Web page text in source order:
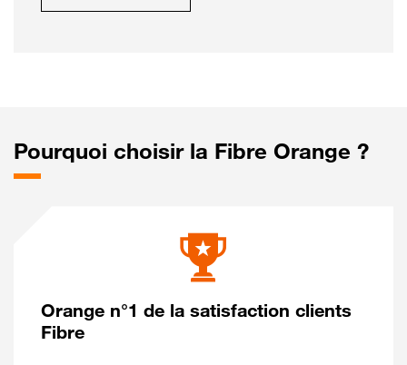
Pourquoi choisir la Fibre Orange ?
Orange n°1 de la satisfaction clients
Fibre